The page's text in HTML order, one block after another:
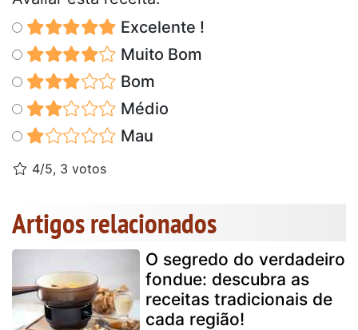
Excelente !
Muito Bom
Bom
Médio
Mau
4/5, 3 votos
Artigos relacionados
O segredo do verdadeiro
fondue: descubra as
receitas tradicionais de
cada região!